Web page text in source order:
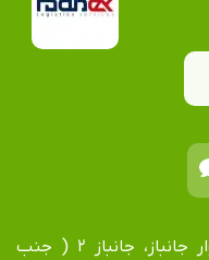
آدرس دفتر: مشهد، بلوار فردوسی، بلوار جانباز، جانباز ۲ ( جنب